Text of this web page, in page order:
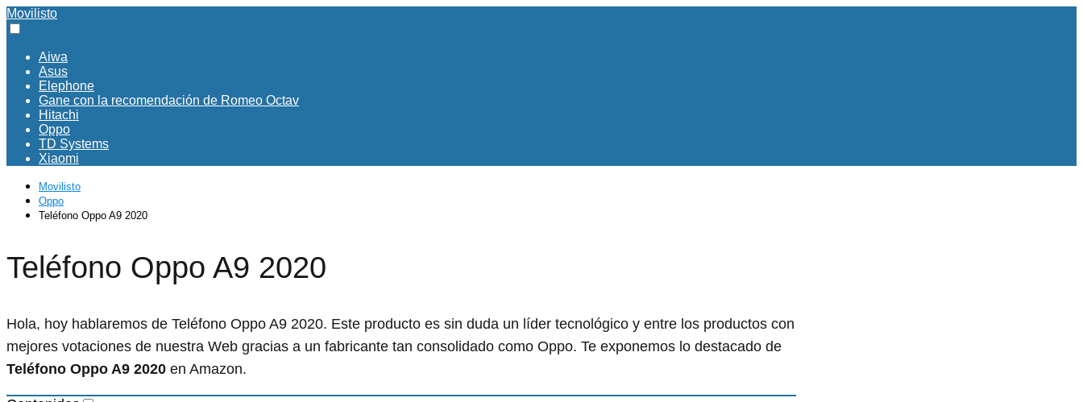
Movilisto
Aiwa
Asus
Elephone
Gane con la recomendación de Romeo Octav
Hitachi
Oppo
TD Systems
Xiaomi
Movilisto
Oppo
Teléfono Oppo A9 2020
Teléfono Oppo A9 2020
Hola, hoy hablaremos de Teléfono Oppo A9 2020. Este producto es sin duda un líder tecnológico y entre los productos con
mejores votaciones de nuestra Web gracias a un fabricante tan consolidado como Oppo. Te exponemos lo destacado de
Teléfono Oppo A9 2020 en Amazon.